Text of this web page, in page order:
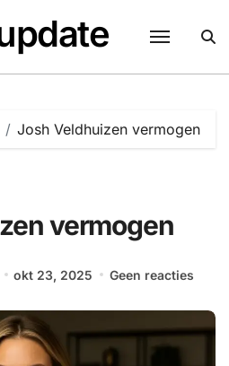
Josh Veldhuizen vermogen
vermogen
okt 23, 2025 Geen reacties